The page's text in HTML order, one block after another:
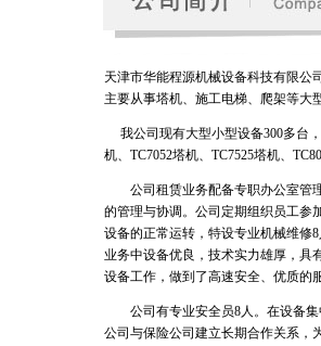
天津市华能程源机械设备科技有限公
主要从事塔机、施工电梯、爬架等大
我公司现有大型小型设备300多台，
机、TC7052塔机、TC7525塔机、
公司租赁业务配备专职办公室管理
的管理与协调。公司定期组织员工参
设备的正常运转，特设专业机械维修
业务中设备优良，技术实力雄厚，具
设备工作，做到了高速安全、优质的
公司有专业安全员8人。在设备集
公司与保险公司建立长期合作关系，